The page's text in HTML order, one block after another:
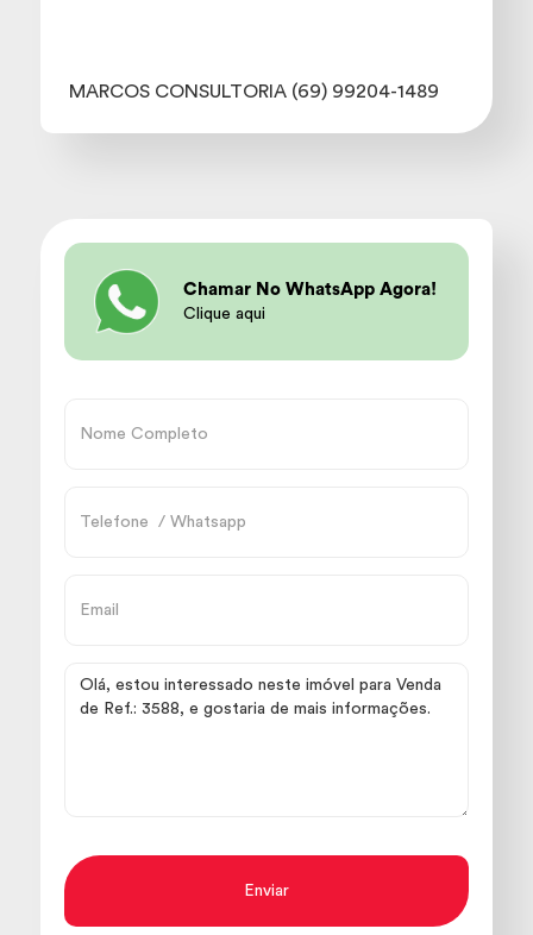
MARCOS CONSULTORIA (69) 99204-1489
Chamar No WhatsApp Agora!
Clique aqui
Enviar